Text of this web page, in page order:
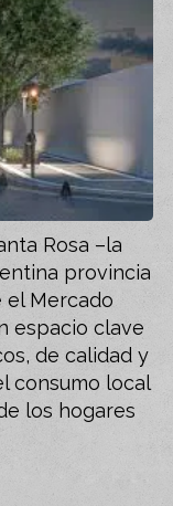
Rosa –la
provincia
el Mercado
espacio clave
de calidad y
consumo local
los hogares